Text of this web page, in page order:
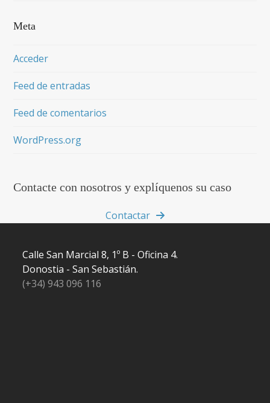
Meta
Acceder
Feed de entradas
Feed de comentarios
WordPress.org
Contacte con nosotros y explíquenos su caso
Contactar
Calle San Marcial 8, 1º B - Oficina 4.
Donostia - San Sebastián.
(+34) 943 096 116